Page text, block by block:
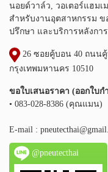
นอยด์วาล์ว, วอเตอร์แฮม
สำหรับงานอุตสาหกรรม ข
ปรึกษา และบริการหลังกา
26 ซอยคู้บอน 40 ถนน
กรุงเทพมหานคร 10510
ขอใบเสนอราคา (ออกใบก
• 083-028-8386 (คุณแมน)
E-mail :
@pneutecthai